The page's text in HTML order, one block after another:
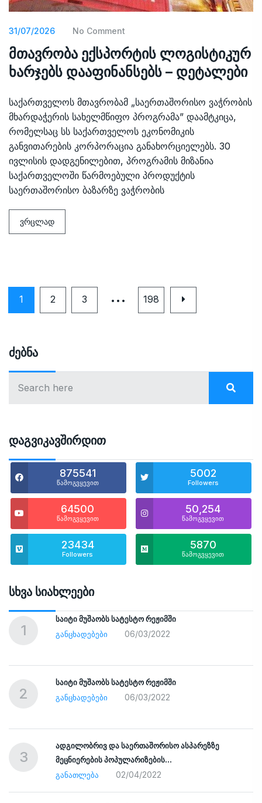
31/07/2026 No Comment
მთავრობა ექსპორტის ლოგისტიკურ
ხარჯებს დააფინანსებს – დეტალები
საქართველოს მთავრობამ „საერთაშორისო ვაჭრობის
მხარდაჭერის სახელმწიფო პროგრამა” დაამტკიცა,
რომელსაც სს საქართველოს ეკონომიკის
განვითარების კორპორაცია განახორციელებს. 30
ივლისის დადგენილებით, პროგრამის მიზანია
საქართველოში წარმოებული პროდუქტის
საერთაშორისო ბაზარზე ვაჭრობის
ვრცლად
1 2 3 … 198
Ძებნა
Დაგვიკავშირდით
875541
წამოგვყევით
5002
Followers
64500
წამოგვყევით
50,254
წამოგვყევით
23434
Followers
5870
წამოგვყევით
Სხვა Სიახლეები
1
საიტი მუშაობს სატესტო რეჟიმში
ᲒᲐᲜᲪᲮᲐᲓᲔᲑᲔᲑᲘ
06/03/2022
2
საიტი მუშაობს სატესტო რეჟიმში
ᲒᲐᲜᲪᲮᲐᲓᲔᲑᲔᲑᲘ
06/03/2022
3
ადგილობრივ და საერთაშორისო ასპარეზზე
მეცნიერების პოპულარიზების…
ᲒᲐᲜᲐᲗᲚᲔᲑᲐ
02/04/2022